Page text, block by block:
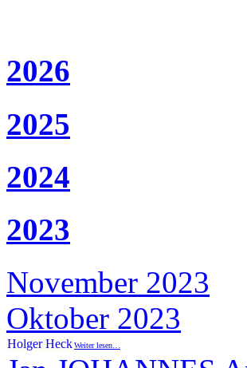
2026
2025
2024
2023
November 2023
Oktober 2023
Holger HeckWeiter lesen…